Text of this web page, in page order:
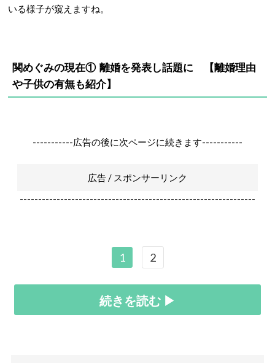
いる様子が窺えますね。
関めぐみの現在① 離婚を発表し話題に 【離婚理由
や子供の有無も紹介】
-----------広告の後に次ページに続きます-----------
広告 / スポンサーリンク
----------------------------------------------------------------
1 2
続きを読む ▶